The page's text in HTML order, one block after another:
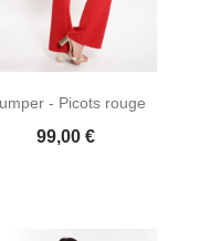
- Picots rouge
Prix
99,00 €